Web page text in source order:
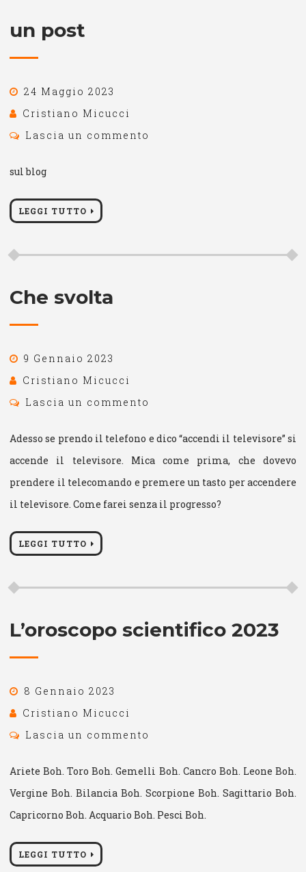
un post
24 Maggio 2023
Cristiano Micucci
Lascia un commento
sul blog
LEGGI TUTTO
Che svolta
9 Gennaio 2023
Cristiano Micucci
Lascia un commento
Adesso se prendo il telefono e dico “accendi il televisore” si
accende il televisore. Mica come prima, che dovevo
prendere il telecomando e premere un tasto per accendere
il televisore. Come farei senza il progresso?
LEGGI TUTTO
L’oroscopo scientifico 2023
8 Gennaio 2023
Cristiano Micucci
Lascia un commento
Ariete Boh. Toro Boh. Gemelli Boh. Cancro Boh. Leone Boh.
Vergine Boh. Bilancia Boh. Scorpione Boh. Sagittario Boh.
Capricorno Boh. Acquario Boh. Pesci Boh.
LEGGI TUTTO